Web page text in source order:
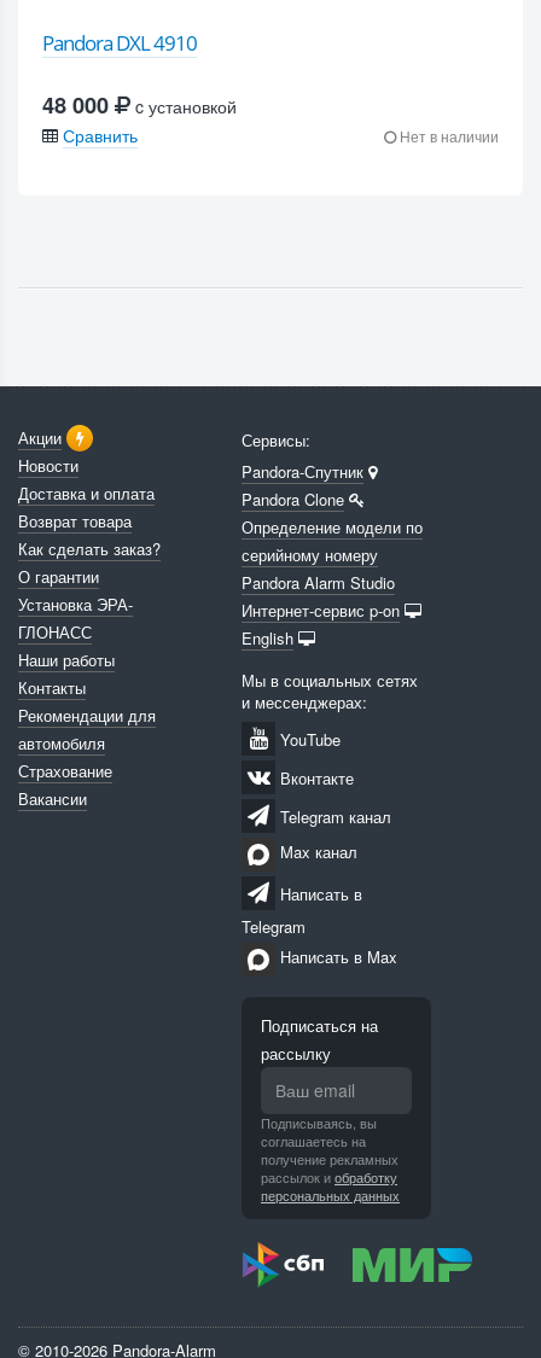
Pandora DXL 4910
48 000
c установкой
Сравнить
Нет в наличии
Акции
Новости
Доставка и оплата
Возврат товара
Как сделать заказ?
О гарантии
Установка ЭРА-
ГЛОНАСС
Наши работы
Контакты
Рекомендации для
автомобиля
Страхование
Вакансии
Сервисы:
Pandora-Спутник
Pandora Clone
Определение модели по
серийному номеру
Pandora Alarm Studio
Интернет-сервис p-on
English
Мы в социальных сетях
и мессенджерах:
YouTube
Вконтакте
Telegram канал
Max канал
Написать в
Telegram
Написать в Max
Подписаться на
рассылку
Подписываясь, вы
соглашаетесь на
получение рекламных
рассылок иобработку
персональных данных
© 2010-2026 Pandora-Alarm